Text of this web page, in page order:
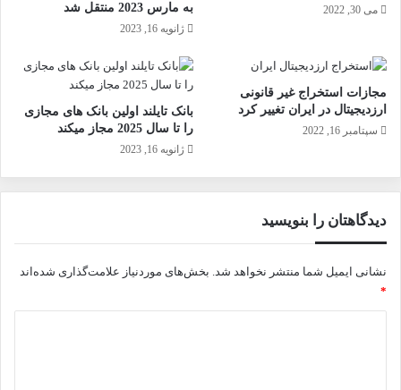
می 30, 2022
به مارس 2023 منتقل شد
ژانویه 16, 2023
مجازات استخراج غیر قانونی
ارزدیجیتال در ایران تغییر کرد
سپتامبر 16, 2022
بانک تایلند اولین بانک های مجازی
را تا سال 2025 مجاز میکند
ژانویه 16, 2023
دیدگاهتان را بنویسید
نشانی ایمیل شما منتشر نخواهد شد. بخش‌های موردنیاز علامت‌گذاری شده‌اند
*